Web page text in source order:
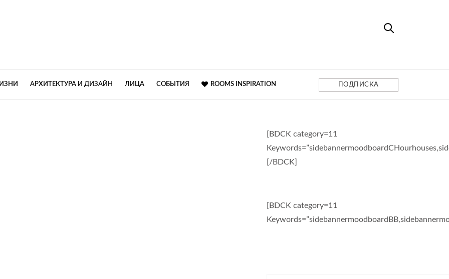
АРХИТЕКТУРА И ДИЗАЙН ЛИЦА СОБЫТИЯ ROOMS INSPIRATION ПОДПИСКА
[BDCK category=11
[/BDCK]
[BDCK category=11